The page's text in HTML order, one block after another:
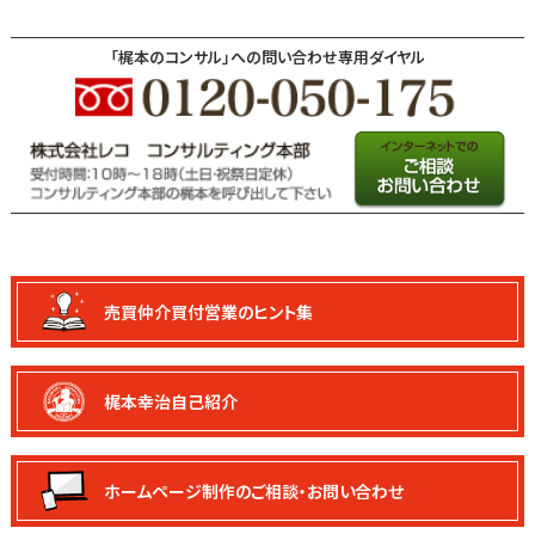
「梶本のコンサル」への問い合わせ専用ダイヤル
売買仲介買付営業のヒント集
梶本幸治自己紹介
ホームページ制作のご相談・お問い合わせ